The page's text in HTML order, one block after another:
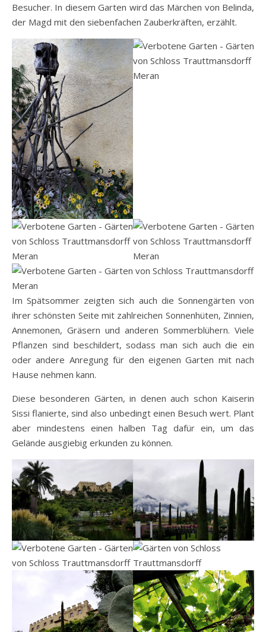
Besucher. In diesem Garten wird das Märchen von Belinda,
der Magd mit den siebenfachen Zauberkräften, erzählt.
Im Spätsommer zeigten sich auch die Sonnengärten von
ihrer schönsten Seite mit zahlreichen Sonnenhüten, Zinnien,
Annemonen, Gräsern und anderen Sommerblühern. Viele
Pflanzen sind beschildert, sodass man sich auch die ein
oder andere Anregung für den eigenen Garten mit nach
Hause nehmen kann.
Diese besonderen Gärten, in denen auch schon Kaiserin
Sissi flanierte, sind also unbedingt einen Besuch wert. Plant
aber mindestens einen halben Tag dafür ein, um das
Gelände ausgiebig erkunden zu können.